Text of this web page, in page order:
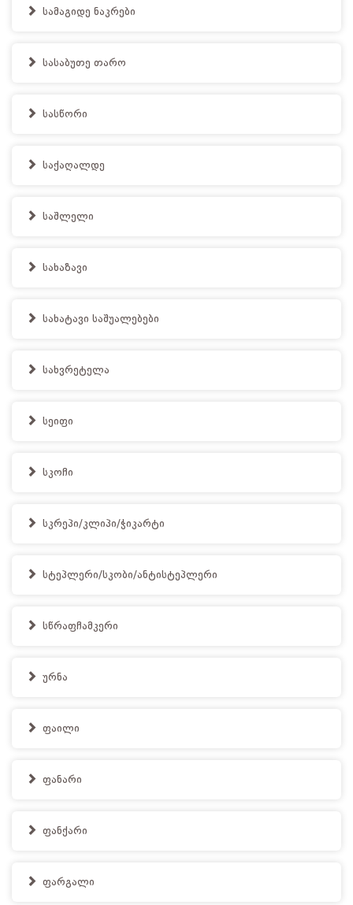
სამაგიდე ნაკრები
სასაბუთე თარო
სასწორი
საქაღალდე
საშლელი
სახაზავი
სახატავი საშუალებები
სახვრეტელა
სეიფი
სკოჩი
სკრეპი/კლიპი/ჭიკარტი
სტეპლერი/სკობი/ანტისტეპლერი
სწრაფჩამკერი
ურნა
ფაილი
ფანარი
ფანქარი
ფარგალი